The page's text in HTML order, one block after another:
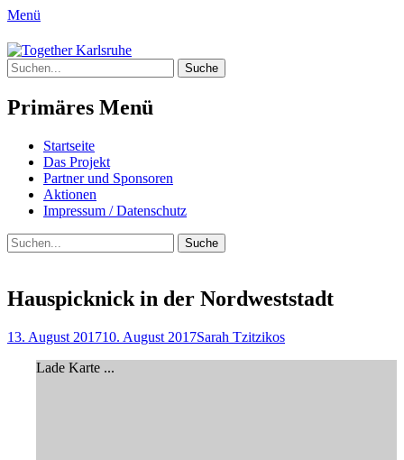
Menü
Together Karlsruhe
Integration von jungen Menschen mit
Fluchterfahrung und
Migrationshintergrund
Suche
nach:
Primäres Menü
Springe
zum
Inhalt
Startseite
Das Projekt
Partner und Sponsoren
Aktionen
Impressum / Datenschutz
Suchen
Suche
nach:
Hauspicknick in der Nordweststadt
Posted
13. August 201710. August 2017Author
Sarah Tzitzikos
Lade Karte ...